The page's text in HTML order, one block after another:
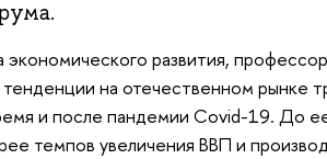
экономического развития,
на отечественном рынке
и после пандемии Covid-19. До ее
темпов увеличения ВВП и